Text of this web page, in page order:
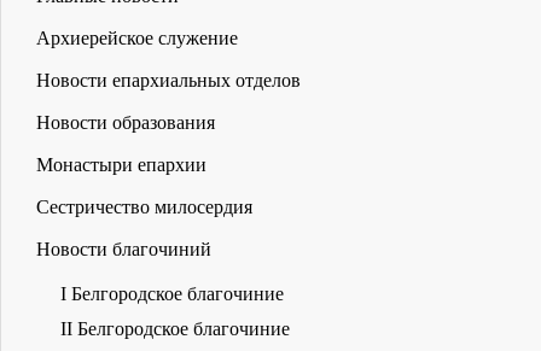
Архиерейское служение
Новости епархиальных отделов
Новости образования
Монастыри епархии
Сестричество милосердия
Новости благочиний
I Белгородское благочиние
II Белгородское благочиние